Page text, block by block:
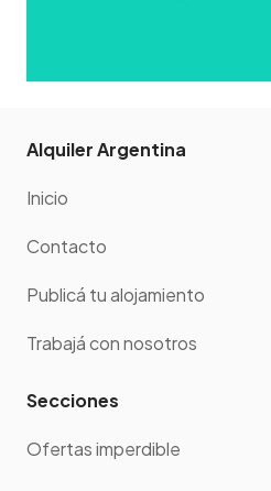
Alquiler Argentina
Inicio
Contacto
Publicá tu alojamiento
Trabajá con nosotros
Secciones
Ofertas imperdible